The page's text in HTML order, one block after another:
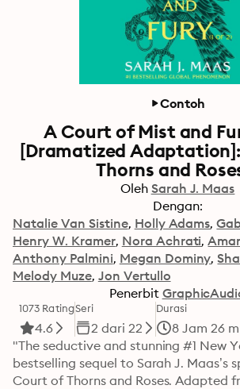
Contoh
A Court of Mist and
[Dramatized
Thorns and
Oleh Sarah J. Maas
Dengan:
Natalie Van Sistine Holly Adams
Henry W. Kramer Nora Achrati
Anthony Palmini Megan Dominy
Melody Muze Jon Vertullo
Penerbit
1073 Rating
4.6
Seri
2 dari 22
Durasi
8 Jam 26
"The seductive and stunning #1 New
bestselling sequel to Sarah J. Maas’s
Court of Thorns and Roses. Adapted